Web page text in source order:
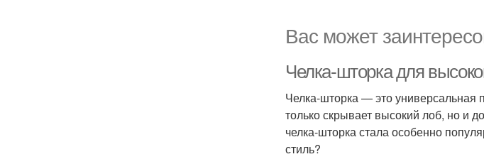
Вас может
Челка-шторка для
Челка-шторка — это универсальная
только скрывает высокий лоб, но и
челка-шторка стала особенно
стиль?